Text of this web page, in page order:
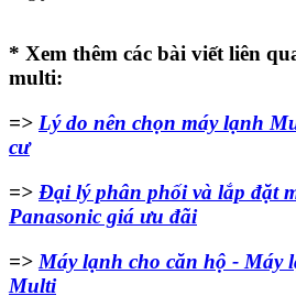
* Xem thêm các bài viết liên
multi:​
=> Lý do nên chọn máy lạnh
cư
=> Đại lý phân phối và lắp đặt
Panasonic giá ưu đãi
=> Máy lạnh cho căn hộ - Máy
Multi